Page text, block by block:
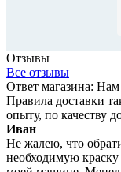
Отзывы
Все отзывы
Ответ магазина: Нам
Правила доставки
опыту, по качеству
Иван
Не жалею, что
необходимую